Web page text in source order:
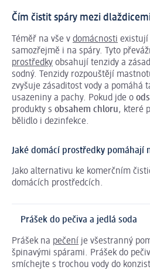
Čím čistit spáry mezi
Téměř na vše v domácnosti existují
samozřejmě i na spáry. Tyto
prostředky obsahují tenzidy a
sodný. Tenzidy rozpouštějí
zvyšuje zásaditost vody a pomáhá
usazeniny a pachy. Pokud jde o
produkty s obsahem chloru, které
bělidlo i dezinfekce.
Jaké domácí prostředky pomáhají
Jako alternativu ke komerčním
domácích prostředcích.
Prášek do pečiva a jedlá soda
Prášek na pečení je všestranný
špinavými spárami. Prášek do
smíchejte s trochou vody do